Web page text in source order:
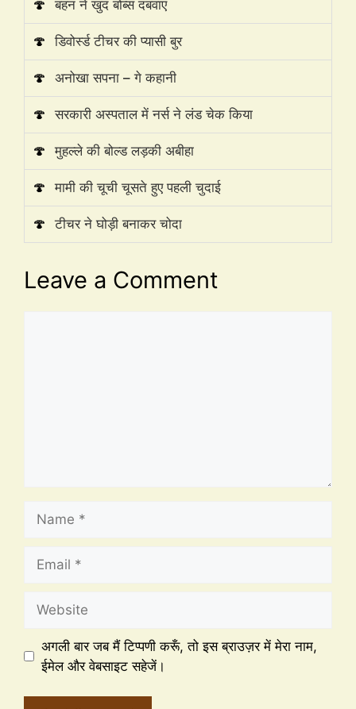
🍄 बहन ने खुद बोब्स दबवाए
🍄 डिवोर्स्ड टीचर की प्यासी बुर
🍄 अनोखा सपना – गे कहानी
🍄 सरकारी अस्पताल में नर्स ने लंड चेक किया
🍄 मुहल्ले की बोल्ड लड़की अबीहा
🍄 मामी की चूची चूसते हुए पहली चुदाई
🍄 टीचर ने घोड़ी बनाकर चोदा
Leave a Comment
अगली बार जब मैं टिप्पणी करूँ, तो इस ब्राउज़र में मेरा नाम,
ईमेल और वेबसाइट सहेजें।